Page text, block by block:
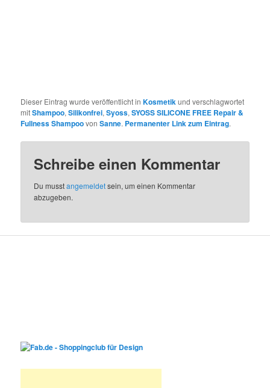
Dieser Eintrag wurde veröffentlicht inKosmetikund verschlagwortet
mitShampoo,Silikonfrei,Syoss,SYOSS SILICONE FREE Repair &
Fullness ShampoovonSanne. Permanenter Link zum Eintrag.
Schreibe einen Kommentar
Du musstangemeldetsein, um einen Kommentar
abzugeben.